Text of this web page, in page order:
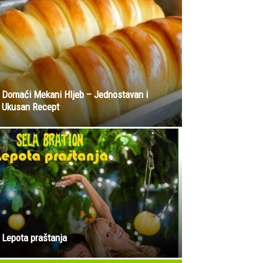
Domaći Mekani Hljeb – Jednostavan i
Ukusan Recept
Lepota praštanja